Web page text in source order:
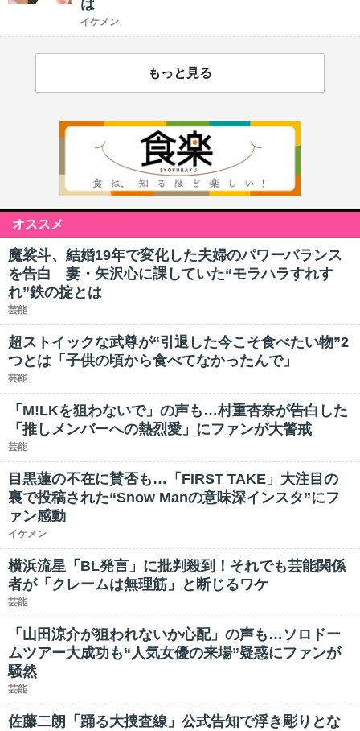
は
イケメン
もっと見る
オススメ
魔裟斗、結婚19年で変化した夫婦のパワーバランス
を告白 妻・矢沢心に課していた“モラハラすれす
れ”鉄の掟とは
芸能
超ストイックな武尊が“引退した今こそ食べたい物”2
つとは「子供の頃から食べてなかったんで」
芸能
「M!LKを狙わないで」の声も…村重杏奈が告白した
「推しメンバーへの熱烈愛」にファンが大警戒
芸能
目黒蓮の不在に賛否も…「FIRST TAKE」大注目の
裏で投稿された“Snow Manの意味深インスタ”にフ
ァン感動
イケメン
横浜流星「BL発言」に批判殺到！それでも芸能関係
者が「クレームは無理筋」と断じるワケ
芸能
「山田涼介が狙われないか心配」の声も…ソロドー
ムツアー大成功も“人気女優の来場”疑惑にファンが
騒然
芸能
佐藤二朗「踊る大捜査線」公式告知で浮き彫りとな